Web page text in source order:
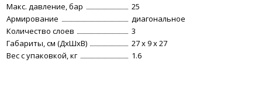
Макс. давление, бар
25
Армирование
диагональное
Количество слоев
3
Габариты, см (ДхШхВ)
27 х 9 х 27
Вес с упаковкой, кг
1.6